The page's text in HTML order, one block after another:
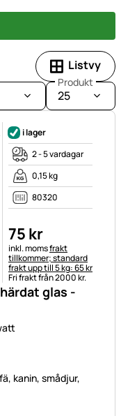
Listvy
Produkt
25
glas -
kanin, smådjur,
i lager
2 - 5 vardagar
0,15 kg
80320
75 kr
Skatteinformation:
inkl. momsfrakt
tillkommer; standard
frakt upp till 5 kg: 65 kr
Fri frakt från 2000 kr.